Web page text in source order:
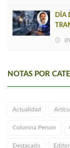
DÍA
NOTAS POR
Actualidad
Columna Person
Destacado